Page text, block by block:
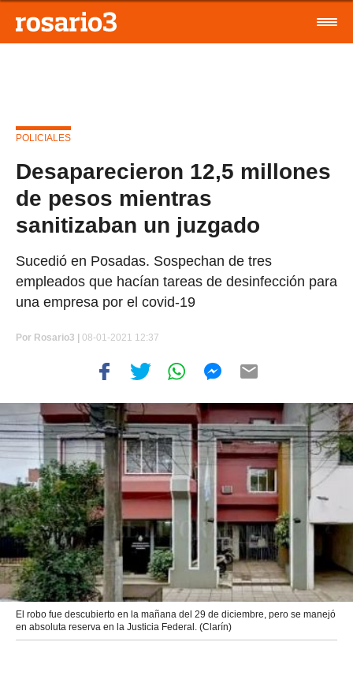
POLICIALES
Desaparecieron 12,5 millones
de pesos mientras
sanitizaban un juzgado
Sucedió en Posadas. Sospechan de tres
empleados que hacían tareas de desinfección para
una empresa por el covid-19
Por Rosario3 | 08-01-2021 12:37
El robo fue descubierto en la mañana del 29 de diciembre, pero se manejó
en absoluta reserva en la Justicia Federal. (Clarín)